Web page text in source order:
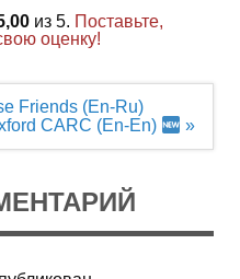
из 5. Поставьте,
оценку!
Friends (En-Ru)
CARC (En-En)
»